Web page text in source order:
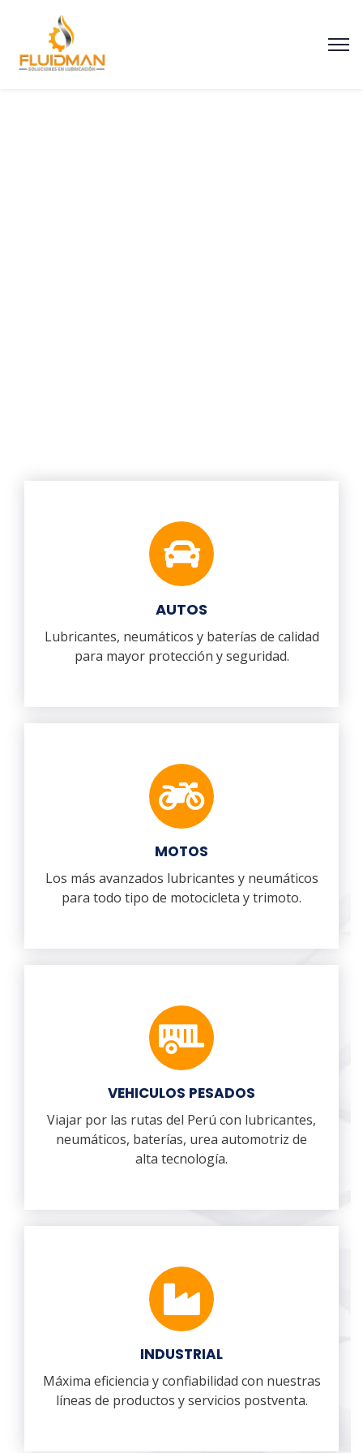
AUTOS
Lubricantes, neumáticos y baterías de calidad
para mayor protección y seguridad.
MOTOS
Los más avanzados lubricantes y neumáticos
para todo tipo de motocicleta y trimoto.
VEHICULOS PESADOS
Viajar por las rutas del Perú con lubricantes,
neumáticos, baterías, urea automotriz de
alta tecnología.
INDUSTRIAL
Máxima eficiencia y confiabilidad con nuestras
líneas de productos y servicios postventa.